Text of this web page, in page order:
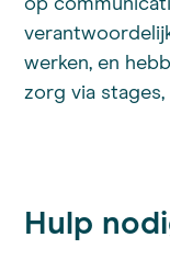
op
werken, en
zorg via
Hulp